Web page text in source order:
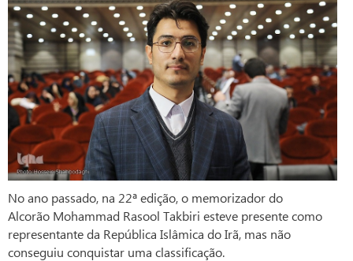
No ano passado, na 22ª edição, o memorizador do
Alcorão Mohammad Rasool Takbiri esteve presente como
representante da República Islâmica do Irã, mas não
conseguiu conquistar uma classificação.